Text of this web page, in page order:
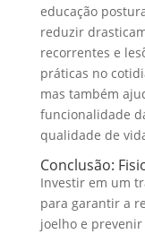
educação
reduzir
recorrentes e
práticas no
mas também
funcionalidade
qualidade de
Conclusão:
Investir em um
para garantir a
joelho e